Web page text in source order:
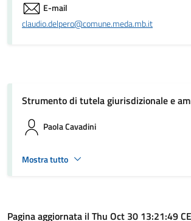
E-mail
claudio.delpero@comune.meda.mb.it
Strumento di tutela giurisdizionale e
Paola Cavadini
Mostra tutto
Pagina aggiornata il Thu Oct 30 13:21:49